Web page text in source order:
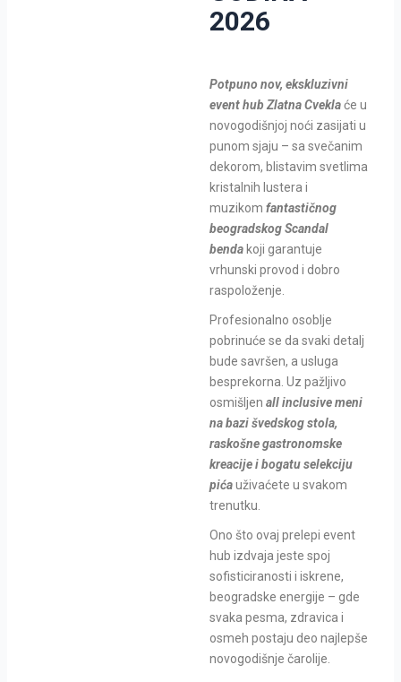
2026
Potpuno nov, ekskluzivni
event hub Zlatna Cveklaće u
novogodišnjoj noći zasijati u
punom sjaju – sa svečanim
dekorom, blistavim svetlima
kristalnih lustera i
muzikom fantastičnog
beogradskogScandal
benda koji garantuje
vrhunski provod i dobro
raspoloženje.
Profesionalno osoblje
pobrinuće se da svaki detalj
bude savršen, a usluga
besprekorna. Uz pažljivo
osmišljen all inclusive meni
na bazi švedskog stola,
raskošne gastronomske
kreacije i bogatu selekciju
pićauživaćete u svakom
trenutku.
Ono što ovaj prelepi event
hub izdvaja jeste spoj
sofisticiranosti i iskrene,
beogradske energije – gde
svaka pesma, zdravica i
osmeh postaju deo najlepše
novogodišnje čarolije.